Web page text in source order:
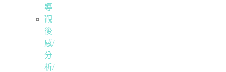
導
觀
後
感/
分
析/